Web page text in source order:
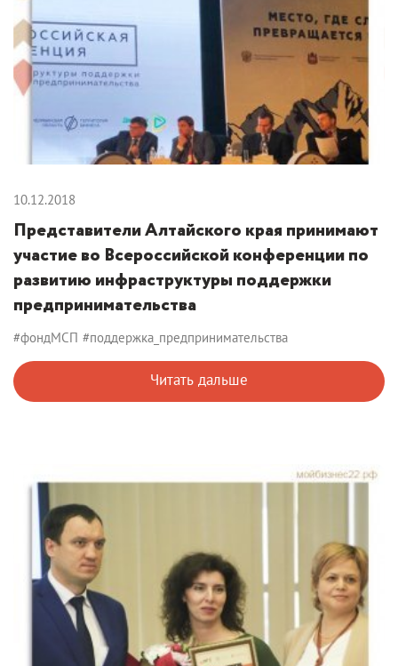
10.12.2018
Представители Алтайского края принимают
участие во Всероссийской конференции по
развитию инфраструктуры поддержки
предпринимательства
#фондМСП #поддержка_предпринимательства
Читать дальше